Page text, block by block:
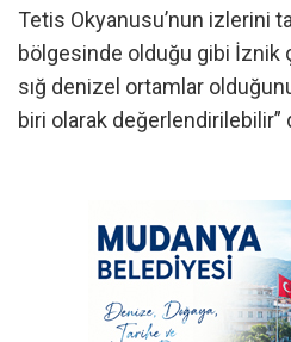
Tetis Okyanusu’nun izlerini
bölgesinde olduğu gibi
sığ denizel ortamlar
biri olarak değerlendirilebilir”